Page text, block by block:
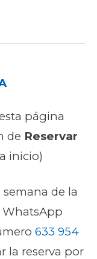
página
de Reservar
inicio)
semana de la
633 954
la reserva por